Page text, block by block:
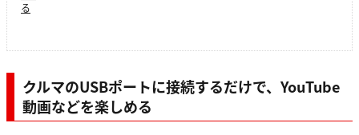
る
クルマのUSBポートに接続するだけで、YouTube
動画などを楽しめる